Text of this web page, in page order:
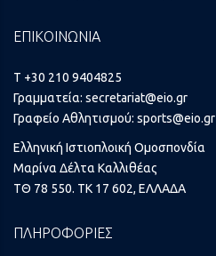
ΕΠΙΚΟΙΝΩΝΙΑ
T +30 210 9404825
Γραμματεία: secretariat@eio.gr
Γραφείο Αθλητισμού: sports@eio.gr
Ελληνική Ιστιοπλοική Ομοσπονδία
Μαρίνα Δέλτα Καλλιθέας
ΤΘ 78 550. ΤΚ 17 602, ΕΛΛΑΔΑ
ΠΛΗΡΟΦΟΡΙΕΣ